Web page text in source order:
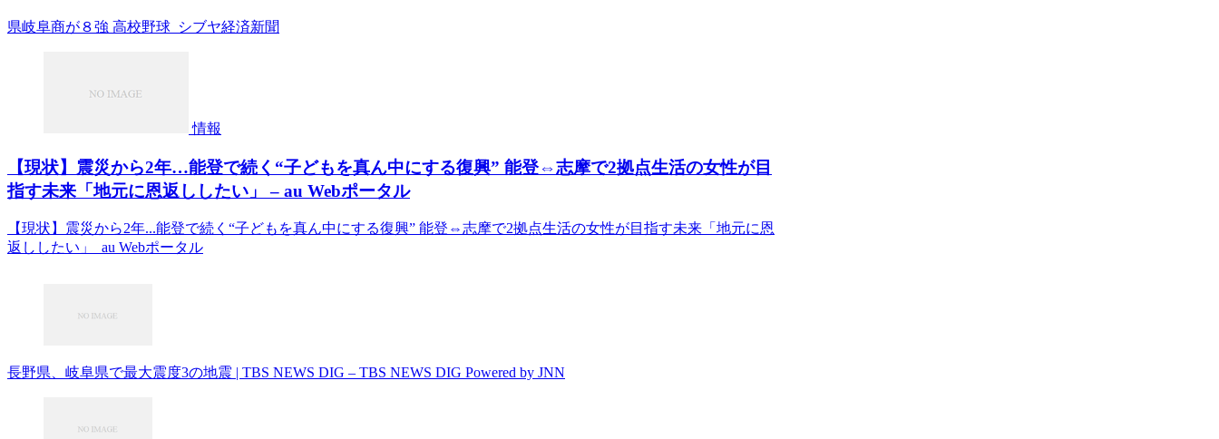
県岐阜商が８強 高校野球 シブヤ経済新聞
情報
【現状】震災から2年…能登で続く“子どもを真ん中にする復興” 能登⇔志摩で2拠点生活の女性が目
指す未来「地元に恩返ししたい」 – au Webポータル
【現状】震災から2年...能登で続く“子どもを真ん中にする復興” 能登⇔志摩で2拠点生活の女性が目指す未来「地元に恩
返ししたい」 au Webポータル
長野県、岐阜県で最大震度3の地震 | TBS NEWS DIG – TBS NEWS DIG Powered by JNN